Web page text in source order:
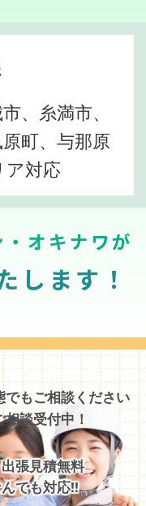
、糸満市、
町、与那原
ア対応
オキナワが
します！
もご相談ください
談受付中！
出張見積無料
でも対応!!